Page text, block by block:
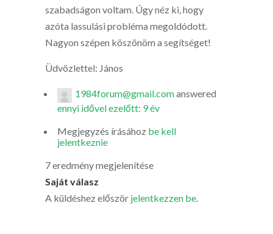
szabadságon voltam. Úgy néz ki, hogy
azóta lassulási probléma megoldódott.
Nagyon szépen köszönöm a segítséget!
Üdvözlettel: János
1984forum@gmail.comanswered
ennyi idővel ezelőtt: 9 év
Megjegyzés írásához be kell
jelentkeznie
7 eredmény megjelenítése
Saját válasz
A küldéshez először jelentkezzen be.